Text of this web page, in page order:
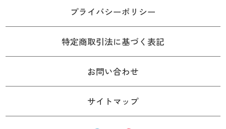
プライバシーポリシー
特定商取引法に基づく表記
お問い合わせ
サイトマップ